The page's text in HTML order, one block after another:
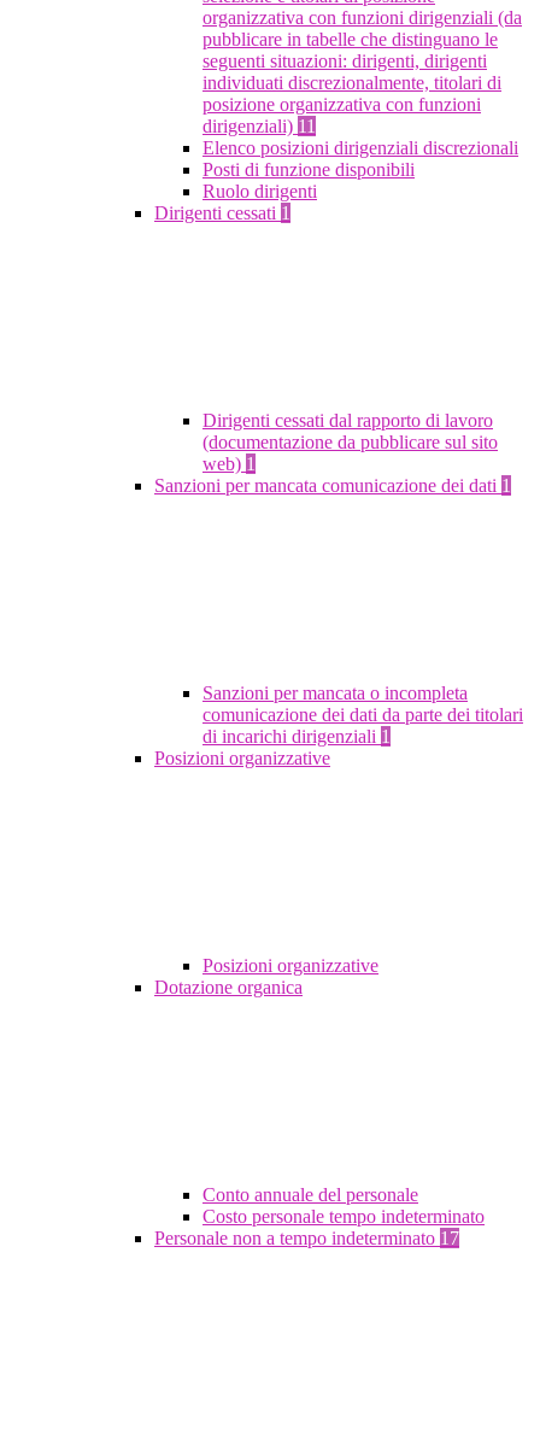
organizzativa con funzioni dirigenziali (da
pubblicare in tabelle che distinguano le
seguenti situazioni: dirigenti, dirigenti
individuati discrezionalmente, titolari di
posizione organizzativa con funzioni
dirigenziali) 11
Elenco posizioni dirigenziali discrezionali
Posti di funzione disponibili
Ruolo dirigenti
Dirigenti cessati 1
Dirigenti cessati dal rapporto di lavoro
(documentazione da pubblicare sul sito
web) 1
Sanzioni per mancata comunicazione dei dati 1
Sanzioni per mancata o incompleta
comunicazione dei dati da parte dei titolari
di incarichi dirigenziali 1
Posizioni organizzative
Posizioni organizzative
Dotazione organica
Conto annuale del personale
Costo personale tempo indeterminato
Personale non a tempo indeterminato 17